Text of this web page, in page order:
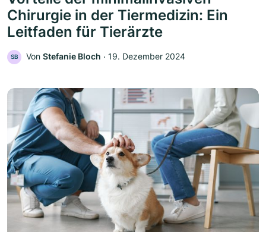
Chirurgie in der Tiermedizin: Ein
Leitfaden für Tierärzte
SB Von Stefanie Bloch ‧ 19. Dezember 2024